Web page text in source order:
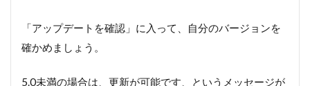
「アップデートを確認」に入って、自分のバージョンを
確かめましょう。
5.0未満の場合は、更新が可能です、というメッセージが